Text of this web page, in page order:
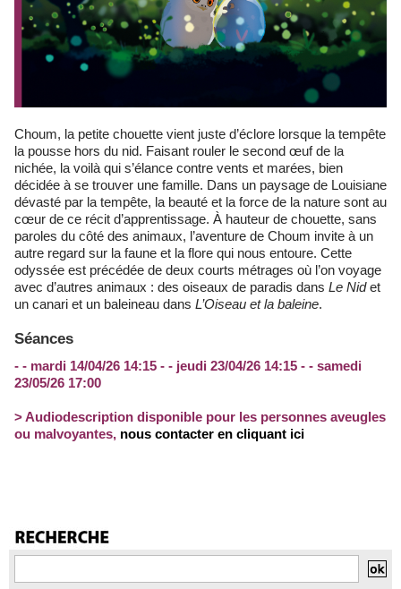
Choum, la petite chouette vient juste d’éclore lorsque la tempête
la pousse hors du nid. Faisant rouler le second œuf de la
nichée, la voilà qui s’élance contre vents et marées, bien
décidée à se trouver une famille. Dans un paysage de Louisiane
dévasté par la tempête, la beauté et la force de la nature sont au
cœur de ce récit d’apprentissage. À hauteur de chouette, sans
paroles du côté des animaux, l’aventure de Choum invite à un
autre regard sur la faune et la flore qui nous entoure. Cette
odyssée est précédée de deux courts métrages où l’on voyage
avec d’autres animaux : des oiseaux de paradis dans Le Nidet
un canari et un baleineau dans L’Oiseau et la baleine.
Séances
- - mardi 14/04/26 14:15 - - jeudi 23/04/26 14:15 - - samedi
23/05/26 17:00
> Audiodescription disponible pour les personnes aveugles
ou malvoyantes, nous contacter en cliquant ici